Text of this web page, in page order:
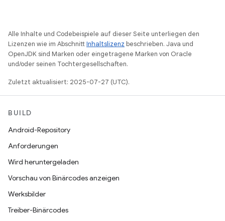
Alle Inhalte und Codebeispiele auf dieser Seite unterliegen den
Lizenzen wie im AbschnittInhaltslizenz beschrieben. Java und
OpenJDK sind Marken oder eingetragene Marken von Oracle
und/oder seinen Tochtergesellschaften.
Zuletzt aktualisiert: 2025-07-27 (UTC).
BUILD
Android-Repository
Anforderungen
Wird heruntergeladen
Vorschau von Binärcodes anzeigen
Werksbilder
Treiber-Binärcodes